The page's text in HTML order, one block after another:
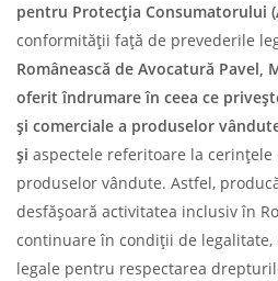
pentru Protecția Consumatorului
conformității față de prevederile
Românească de Avocatură Pavel,
oferit îndrumare în ceea ce
și comerciale a produselor
și aspectele referitoare la
produselor vândute. Astfel,
desfășoară activitatea inclusiv în
continuare în condiții de legalitate,
legale pentru respectarea